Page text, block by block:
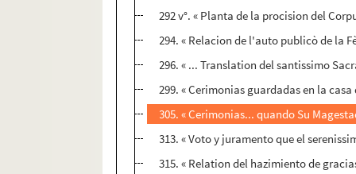
292 v°. « Planta de la procision del
294. « Relacion de l'auto publicò de la
296. « ... Translation del santissimo
299. « Cerimonias guardadas en la
305. « Cerimonias... quando Su
313. « Voto y juramento que el
315. « Relation del hazimiento de